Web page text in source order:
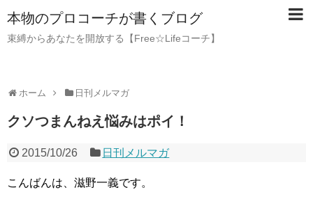
本物のプロコーチが書くブログ
束縛からあなたを開放する【Free☆Lifeコーチ】
ホーム 日刊メルマガ
クソつまんねえ悩みはポイ！
2015/10/26 日刊メルマガ
こんばんは、滋野一義です。